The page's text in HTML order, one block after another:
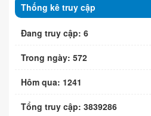
Thống kê truy cập
Đang truy cập: 6
Trong ngày: 572
Hôm qua: 1241
Tổng truy cập: 3839286